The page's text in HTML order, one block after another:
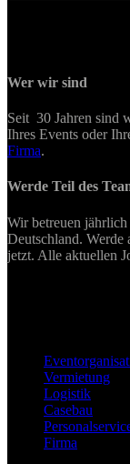
Wer wir sind
Seit 30 Jahren sind
Ihres Events oder
Firma.
Werde Teil des
Wir betreuen
Deutschland. Werde
jetzt. Alle aktuellen
Vermietung
Logistik
Casebau
Firma